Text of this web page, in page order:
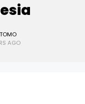
AGO